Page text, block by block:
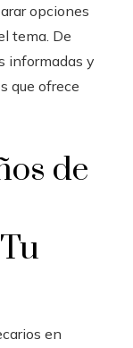
opciones
tema. De
informadas y
que ofrece
de
en